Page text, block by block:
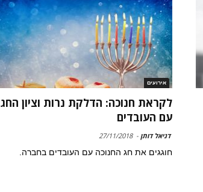
אירועים
לקראת חנוכה: הדלקת נרות וציון החג
עם העובדים
דניאל דותן -
27/11/2018
חוגגים את חג החנוכה עם העובדים בחברה.